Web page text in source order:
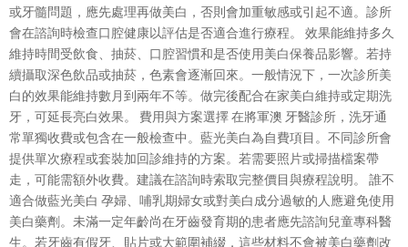
或牙髓問題，應先處理再做美白，否則會加重敏感或引起不適。診所
會在諮詢時檢查口腔健康以評估是否適合進行療程。 效果能維持多久
維持時間受飲食、抽菸、口腔習慣和是否使用美白保養品影響。若持
續攝取深色飲品或抽菸，色素會逐漸回來。一般情況下，一次診所美
白的效果能維持數月到兩年不等。做完後配合在家美白維持或定期洗
牙，可延長亮白效果。 費用與方案選擇 在將軍澳 牙醫診所，洗牙通
常單獨收費或包含在一般檢查中。藍光美白為自費項目。不同診所會
提供單次療程或套裝加回診維持的方案。若需要照片或掃描檔案帶
走，可能需額外收費。建議在諮詢時索取完整價目與療程說明。 誰不
適合做藍光美白 孕婦、哺乳期婦女或對美白成分過敏的人應避免使用
美白藥劑。未滿一定年齡尚在牙齒發育期的患者應先諮詢兒童專科醫
生。若牙齒有假牙、貼片或大範圍補綴，這些材料不會被美白藥劑改